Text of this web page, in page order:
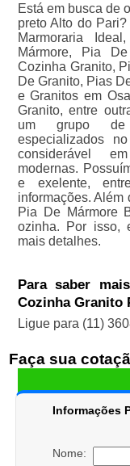
Está em busca de
preto Alto do
Marmoraria
Mármore, Pia
Cozinha Granito,
De Granito, Pias
e Granitos em
Granito, entre
um grupo de
especializados
considerável
modernas.
e exelente,
informações. Além
Pia De Mármore
ozinha. Por isso,
mais detalhes.
Para saber
Cozinha Granito
Ligue para (11)
Faça sua
Informações
Nome: